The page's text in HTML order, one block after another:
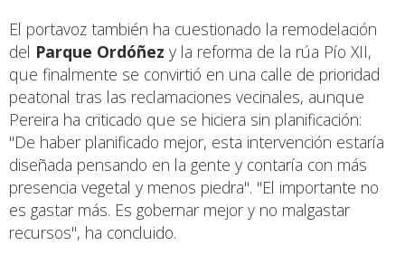
El portavoz también ha cuestionado la remodelación
del Parque Ordóñez y la reforma de la rúa Pío XII,
que finalmente se convirtió en una calle de prioridad
peatonal tras las reclamaciones vecinales, aunque
Pereira ha criticado que se hiciera sin planificación:
"De haber planificado mejor, esta intervención estaría
diseñada pensando en la gente y contaría con más
presencia vegetal y menos piedra". "El importante no
es gastar más. Es gobernar mejor y no malgastar
recursos", ha concluido.